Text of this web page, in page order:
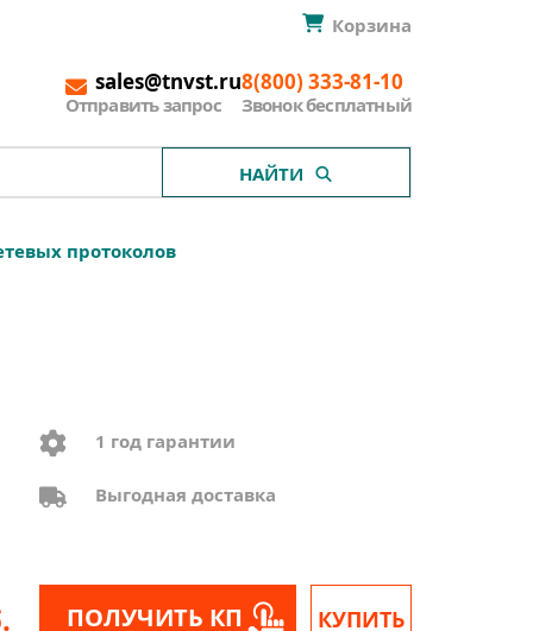
Корзина
sales@tnvst.ru
Отправить запрос
8(800) 333-81-10
Звонок бесплатный
НАЙТИ
протоколов
1 год гарантии
Выгодная доставка
ПОЛУЧИТЬ КП КУПИТЬ